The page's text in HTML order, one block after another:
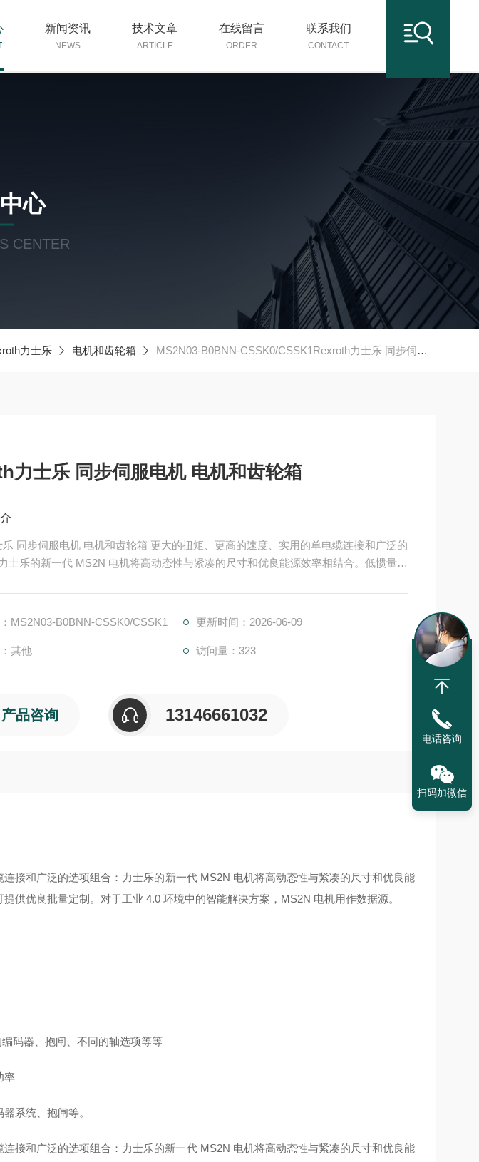
新闻资讯
NEWS
技术文章
ARTICLE
在线留言
ORDER
联系我们
CONTACT
心
CENTER
力士乐 电机和齿轮箱 MS2N03-B0BNN-CSSK0/CSSK1Rexroth力士乐 同步伺服电机 电机和齿轮箱
Rexroth力士乐 同步伺服电机 电机和齿轮箱
更大的扭矩、更高的速度、实用的单电缆连接和广泛的
士乐的新一代 MS2N 电机将高动态性与紧凑的尺寸和优良能源效率相结合。低惯量和
MS2N03-B0BNN-CSSK0/CSSK1
更新时间：2026-06-09
其他 访问量：323
产品咨询 13146661032
连接和广泛的选项组合：力士乐的新一代 MS2N 电机将高动态性与紧凑的尺寸和优良能
供优良批量定制。对于工业 4.0 环境中的智能解决方案，MS2N 电机用作数据源。
码器、抱闸、不同的轴选项等等
率
系统、抱闸等。
接和广泛的选项组合：力士乐的新一代 MS2N 电机将高动态性与紧凑的尺寸和优良能
电话咨询
扫码加微信